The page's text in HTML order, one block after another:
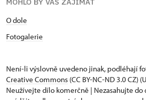
O dole
Fotogalerie
Není-li výslovně uvedeno jinak, podléhají
Creative Commons (CC BY-NC-ND 3.0 CZ)
Neužívejte dílo komerčně | Nezasahujte do